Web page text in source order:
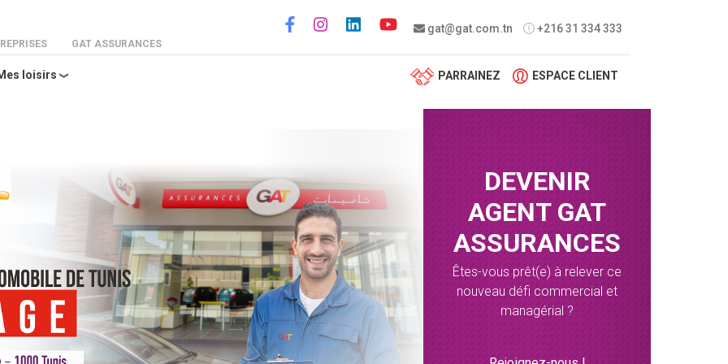
GAT ASSURANCES
gat@gat.com.tn +216 31 334 333
Social menu
loisirs PARRAINEZ ESPACE CLIENT
DEVENIR
AGENT GAT
ASSURANCES
Êtes-vous prêt(e) à relever ce
nouveau défi commercial et
managérial ?